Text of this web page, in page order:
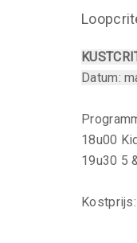
Datum:
18u00
19u30 5